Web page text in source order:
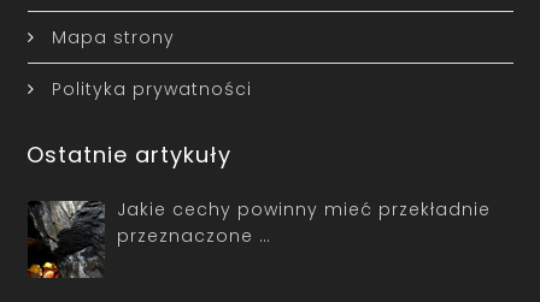
Mapa strony
Polityka prywatności
Ostatnie artykuły
Jakie cechy powinny mieć przekładnie
przeznaczone …